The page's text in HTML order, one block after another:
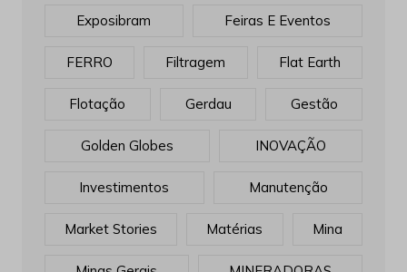
Exposibram Feiras E Eventos
FERRO Filtragem Flat Earth
Flotação Gerdau Gestão
Golden Globes INOVAÇÃO
Investimentos Manutenção
Market Stories Matérias Mina